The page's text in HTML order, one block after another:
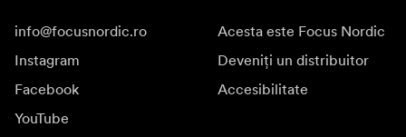
info@focusnordic.ro
Instagram
Facebook
YouTube
Acesta este Focus Nordic
Deveniți un distribuitor
Accesibilitate